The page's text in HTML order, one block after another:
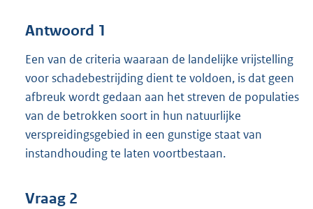
Antwoord 1
Een van de criteria waaraan de landelijke vrijstelling
voor schadebestrijding dient te voldoen, is dat geen
afbreuk wordt gedaan aan het streven de populaties
van de betrokken soort in hun natuurlijke
verspreidingsgebied in een gunstige staat van
instandhouding te laten voortbestaan.
Vraag 2